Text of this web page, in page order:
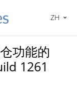
ZH
功能的
1261